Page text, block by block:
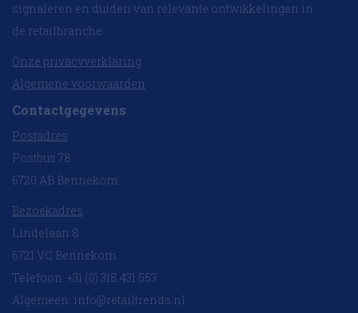
signaleren en duiden van relevante ontwikkelingen in
de retailbranche.
Onze privacyverklaring
Algemene voorwaarden
Contactgegevens
Postadres
Postbus 78
6720 AB Bennekom
Bezoekadres
Lindelaan 8
6721 VC Bennekom
Telefoon: +31 (0) 318 431 553
Algemeen: info@retailtrends.nl